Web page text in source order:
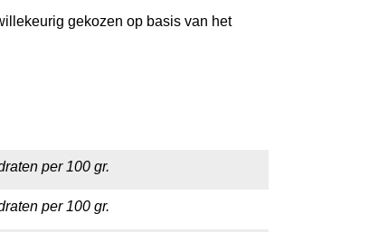
gekozen op basis van het
per 100 gr.
per 100 gr.